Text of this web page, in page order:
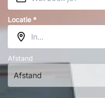
Locatie *
Afstand
Afstand